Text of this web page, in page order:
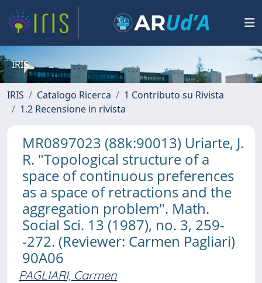
IRIS
IRIS Catalogo Ricerca
1 Contributo su Rivista
1.2 Recensione in rivista
MR0897023 (88k:90013) Uriarte, J.
R. "Topological structure of a
space of continuous preferences
as a space of retractions and the
aggregation problem". Math.
Social Sci. 13 (1987), no. 3, 259-
-272. (Reviewer: Carmen Pagliari)
90A06
PAGLIARI, Carmen